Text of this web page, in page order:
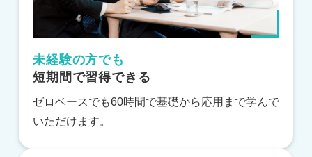
未経験の方でも
短期間で習得できる
ゼロベースでも60時間で基礎から応用まで学んで
いただけます。